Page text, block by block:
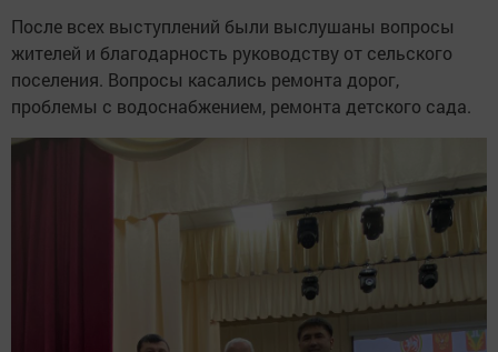
После всех выступлений были выслушаны вопросы
жителей и благодарность руководству от сельского
поселения. Вопросы касались ремонта дорог,
проблемы с водоснабжением, ремонта детского сада.